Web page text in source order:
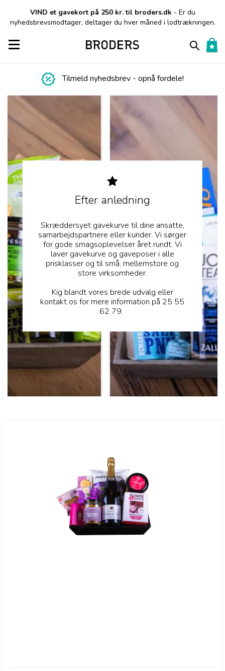
VIND et gavekort på 250 kr. til broders.dk - Er du
nyhedsbrevsmodtager, deltager du hver måned i lodtrækningen.
Toggle navigation
Tilmeld nyhedsbrev - opnå fordele!
Efter anledning
Skræddersyet gavekurve til dine ansatte,
samarbejdspartnere eller kunder. Vi sørger
for gode smagsoplevelser året rundt. Vi
laver gavekurve og gaveposer i alle
prisklasser og til små, mellemstore og
store virksomheder.
Kig blandt vores brede udvalg eller
kontakt os for mere information på 25 55
62 79.